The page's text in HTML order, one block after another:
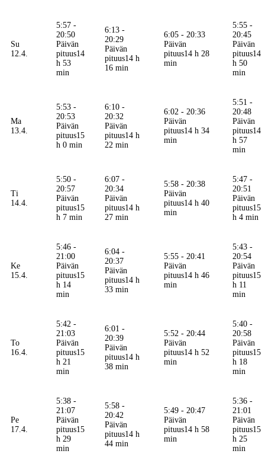
Su
12.4.
5:57 -
20:50
Päivän
pituus14
h 53
min
6:13 -
20:29
Päivän
pituus14 h
16 min
6:05 - 20:33
Päivän
pituus14 h 28
min
5:55 -
20:45
Päivän
pituus14
h 50
min
Ma
13.4.
5:53 -
20:53
Päivän
pituus15
h 0 min
6:10 -
20:32
Päivän
pituus14 h
22 min
6:02 - 20:36
Päivän
pituus14 h 34
min
5:51 -
20:48
Päivän
pituus14
h 57
min
Ti
14.4.
5:50 -
20:57
Päivän
pituus15
h 7 min
6:07 -
20:34
Päivän
pituus14 h
27 min
5:58 - 20:38
Päivän
pituus14 h 40
min
5:47 -
20:51
Päivän
pituus15
h 4 min
Ke
15.4.
5:46 -
21:00
Päivän
pituus15
h 14
min
6:04 -
20:37
Päivän
pituus14 h
33 min
5:55 - 20:41
Päivän
pituus14 h 46
min
5:43 -
20:54
Päivän
pituus15
h 11
min
To
16.4.
5:42 -
21:03
Päivän
pituus15
h 21
min
6:01 -
20:39
Päivän
pituus14 h
38 min
5:52 - 20:44
Päivän
pituus14 h 52
min
5:40 -
20:58
Päivän
pituus15
h 18
min
Pe
17.4.
5:38 -
21:07
Päivän
pituus15
h 29
min
5:58 -
20:42
Päivän
pituus14 h
44 min
5:49 - 20:47
Päivän
pituus14 h 58
min
5:36 -
21:01
Päivän
pituus15
h 25
min